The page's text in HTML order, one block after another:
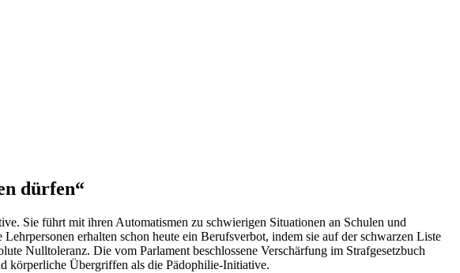
dürfen“
Sie führt mit ihren Automatismen zu schwierigen Situationen an Schulen und
erhalten schon heute ein Berufsverbot, indem sie auf der schwarzen Liste
Nulltoleranz. Die vom Parlament beschlossene Verschärfung im Strafgesetzbuch
körperliche Übergriffen als die Pädophilie-Initiative.